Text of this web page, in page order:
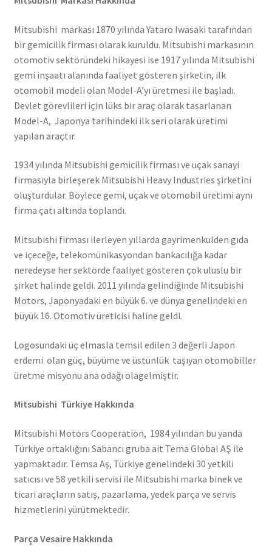
Mitsubishi markası 1870 yılında Yataro Iwasaki tarafından
bir gemicilik firması olarak kuruldu. Mitsubishi markasının
otomotiv sektöründeki hikayesi ise 1917 yılında Mitsubishi
gemi inşaatı alanında faaliyet gösteren şirketin, ilk
otomobil modeli olan Model-A’yı üretmesi ile başladı.
Devlet görevlileri için lüks bir araç olarak tasarlanan
Model-A, Japonya tarihindeki ilk seri olarak üretimi
yapılan araçtır.
1934 yılında Mitsubishi gemicilik firması ve uçak sanayi
firmasıyla birleşerek Mitsubishi Heavy Industries şirketini
oluşturdular. Böylece gemi, uçak ve otomobil üretimi aynı
firma çatı altında toplandı.
Mitsubishi firması ilerleyen yıllarda gayrimenkulden gıda
ve içeceğe, telekomünikasyondan bankacılığa kadar
neredeyse her sektörde faaliyet gösteren çok uluslu bir
şirket halinde geldi. 2011 yılında gelindiğinde Mitsubishi
Motors, Japonyadaki en büyük 6. ve dünya genelindeki en
büyük 16. Otomotiv üreticisi haline geldi.
Logosundaki üç elmasla temsil edilen 3 değerli Japon
erdemi olan güç, büyüme ve üstünlük taşıyan otomobiller
üretme misyonu ana odağı olagelmiştir.
Mitsubishi Türkiye Hakkında
Mitsubishi Motors Cooperation, 1984 yılından bu yanda
Türkiye ortaklığını Sabancı gruba ait Tema Global AŞ ile
yapmaktadır. Temsa Aş, Türkiye genelindeki 30 yetkili
satıcısı ve 58 yetkili servisi ile Mitsubishi marka binek ve
ticari araçların satış, pazarlama, yedek parça ve servis
hizmetlerini yürütmektedir.
Parça Vesaire Hakkında